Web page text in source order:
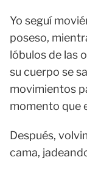
Yo seguí
poseso,
lóbulos de las
su cuerpo se
movimientos
momento que
Después,
cama,